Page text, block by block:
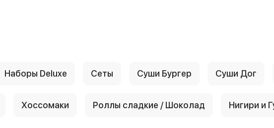
Наборы Deluxe Сеты Суши Бургер Суши Дог
Хоссомаки Роллы сладкие / Шоколад Нигири и